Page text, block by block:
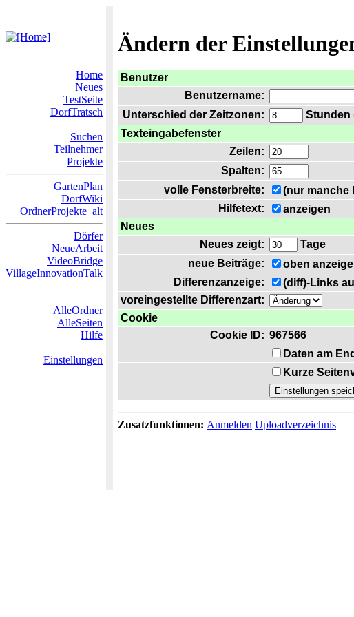
Ändern der
Home
Neues
TestSeite
DorfTratsch
Suchen
Teilnehmer
Projekte
GartenPlan
DorfWiki
OrdnerProjekte_alt
Dörfer
NeueArbeit
VideoBridge
VillageInnovationTalk
AlleOrdner
AlleSeiten
Hilfe
Einstellungen
Benutzer
Benutzername:
Unterschied der Zeitzonen:
Stunden
Texteingabefenster
Zeilen:
Spalten:
volle Fensterbreite:
(nur manche
Hilfetext:
anzeigen
Neues
Neues zeigt:
Tage
neue Beiträge:
oben
Differenzanzeige:
(diff)-Links
voreingestellte Differenzart:
Cookie
Cookie ID: 967566
Daten am
Kurze
Zusatzfunktionen: Anmelden Uploadverzeichnis